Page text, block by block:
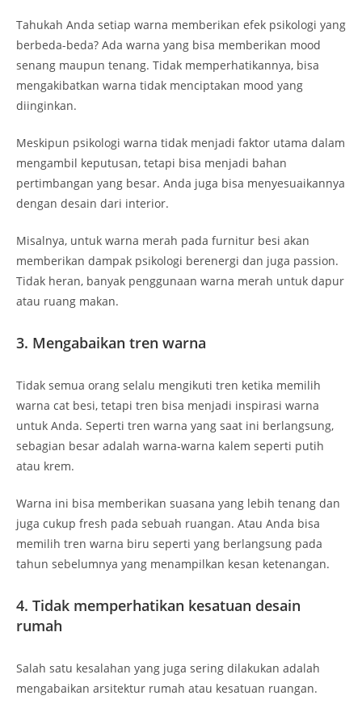
Tahukah Anda setiap warna memberikan efek psikologi yang
berbeda-beda? Ada warna yang bisa memberikan mood
senang maupun tenang. Tidak memperhatikannya, bisa
mengakibatkan warna tidak menciptakan mood yang
diinginkan.
Meskipun psikologi warna tidak menjadi faktor utama dalam
mengambil keputusan, tetapi bisa menjadi bahan
pertimbangan yang besar. Anda juga bisa menyesuaikannya
dengan desain dari interior.
Misalnya, untuk warna merah pada furnitur besi akan
memberikan dampak psikologi berenergi dan juga passion.
Tidak heran, banyak penggunaan warna merah untuk dapur
atau ruang makan.
3. Mengabaikan tren warna
Tidak semua orang selalu mengikuti tren ketika memilih
warna cat besi, tetapi tren bisa menjadi inspirasi warna
untuk Anda. Seperti tren warna yang saat ini berlangsung,
sebagian besar adalah warna-warna kalem seperti putih
atau krem.
Warna ini bisa memberikan suasana yang lebih tenang dan
juga cukup fresh pada sebuah ruangan. Atau Anda bisa
memilih tren warna biru seperti yang berlangsung pada
tahun sebelumnya yang menampilkan kesan ketenangan.
4. Tidak memperhatikan kesatuan desain
rumah
Salah satu kesalahan yang juga sering dilakukan adalah
mengabaikan arsitektur rumah atau kesatuan ruangan.